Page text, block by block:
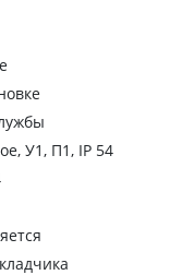
У1, П1, IP 54